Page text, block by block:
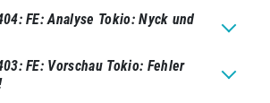
FE: Analyse Tokio: Nyck und
FE: Vorschau Tokio: Fehler